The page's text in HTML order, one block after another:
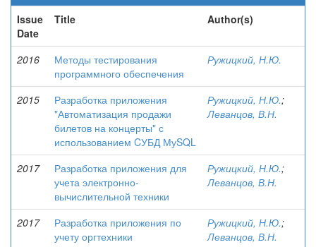
Issue
Date
Title Author(s)
2016
Методы тестирования
программного обеспечения
Ружицкий, Н.Ю.
2015
Разработка приложения
"Автоматизация продажи
билетов на концерты" с
использованием CУБД МуSQL
Ружицкий, Н.Ю.;
Леванцов, В.Н.
2017
Разработка приложения для
учета электронно-
вычислительной техники
Ружицкий, Н.Ю.;
Леванцов, В.Н.
2017
Разработка приложения по
учету оргтехники
Ружицкий, Н.Ю.;
Леванцов, В.Н.